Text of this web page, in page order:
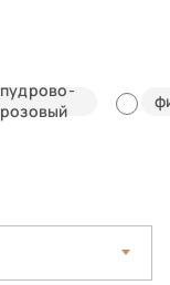
пудрово-
розовый